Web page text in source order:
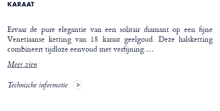
KARAAT
Ervaar de pure elegantie van een solitair diamant op een fijne
Venetiaanse ketting van 18 karaat geelgoud. Deze halsketting
combineert tijdloze eenvoud met verfijning.…
Meer zien
Technische informatie